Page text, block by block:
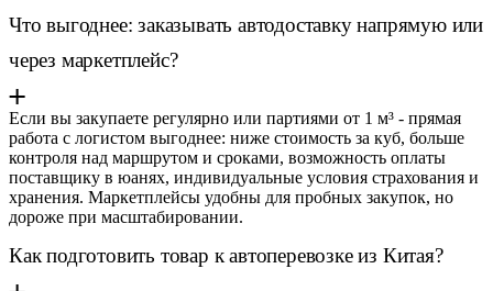
Что выгоднее: заказывать автодоставку напрямую или
через маркетплейс?
Если вы закупаете регулярно или партиями от 1 м³ - прямая
работа с логистом выгоднее: ниже стоимость за куб, больше
контроля над маршрутом и сроками, возможность оплаты
поставщику в юанях, индивидуальные условия страхования и
хранения. Маркетплейсы удобны для пробных закупок, но
дороже при масштабировании.
Как подготовить товар к автоперевозке из Китая?